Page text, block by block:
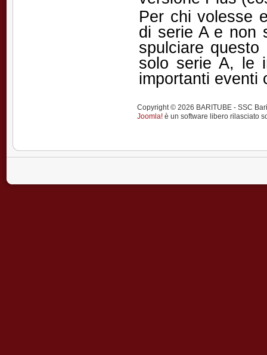
Per chi volesse
di serie A e non
spulciare
solo serie A, le
importanti eventi
Copyright © 2026 BARITUBE - SSC
Joomla! è un software libero rilasciato